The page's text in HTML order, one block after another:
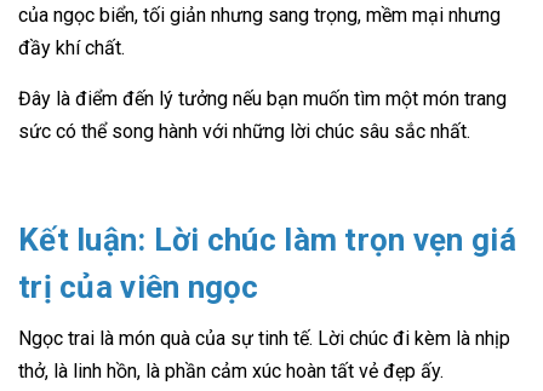
của ngọc biển, tối giản nhưng sang trọng, mềm mại nhưng
đầy khí chất.
Đây là điểm đến lý tưởng nếu bạn muốn tìm một món trang
sức có thể song hành với những lời chúc sâu sắc nhất.
Kết luận: Lời chúc làm trọn vẹn giá
trị của viên ngọc
Ngọc trai là món quà của sự tinh tế. Lời chúc đi kèm là nhịp
thở, là linh hồn, là phần cảm xúc hoàn tất vẻ đẹp ấy.